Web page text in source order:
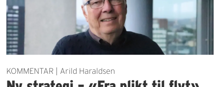
KOMMENTAR | Arild Haraldsen